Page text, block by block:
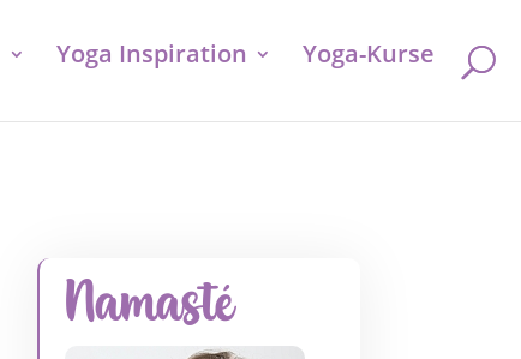
Yoga Inspiration Yoga-Kurse
Namasté